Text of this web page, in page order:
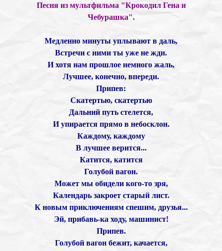
Песня из мультфильма "Крокодил Гена и
Чебурашка".
Медленно минуты уплывают в даль,
Встречи с ними ты уже не жди.
И хотя нам прошлое немного жаль,
Лучшее, конечно, впереди.
Припев:
Скатертью, скатертью
Дальний путь стелется,
И упирается прямо в небосклон.
Каждому, каждому
В лучшее верится...
Катится, катится
Голубой вагон.
Может мы обидели кого-то зря,
Календарь закроет старый лист.
К новым приключениям спешим, друзья...
Эй, прибавь-ка ходу, машинист!
Припев.
Голубой вагон бежит, качается,